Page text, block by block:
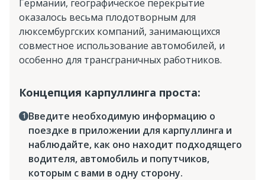
Германии, географическое перекрытие
оказалось весьма плодотворным для
люксембургских компаний, занимающихся
совместное использование автомобилей, и
особенно для трансграничных работников.
Концепция карпуллинга проста:
Введите необходимую информацию о
поездке в приложении для карпуллинга и
наблюдайте, как оно находит подходящего
водителя, автомобиль и попутчиков,
которым с вами в одну сторону.